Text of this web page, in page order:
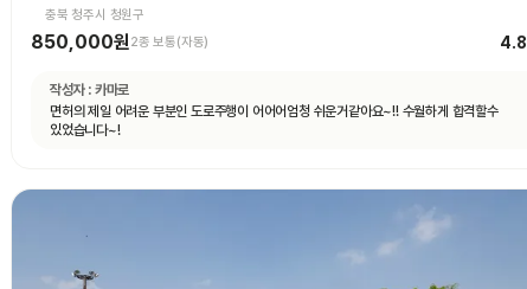
충북 청주시 청원구
850,000원 2종 보통(자동) 4.8
작성자 : 카마로
면허의 제일 어려운 부분인 도로주행이 어어어엄청 쉬운거같아요~!! 수월하게 합격할수
있었습니다~!